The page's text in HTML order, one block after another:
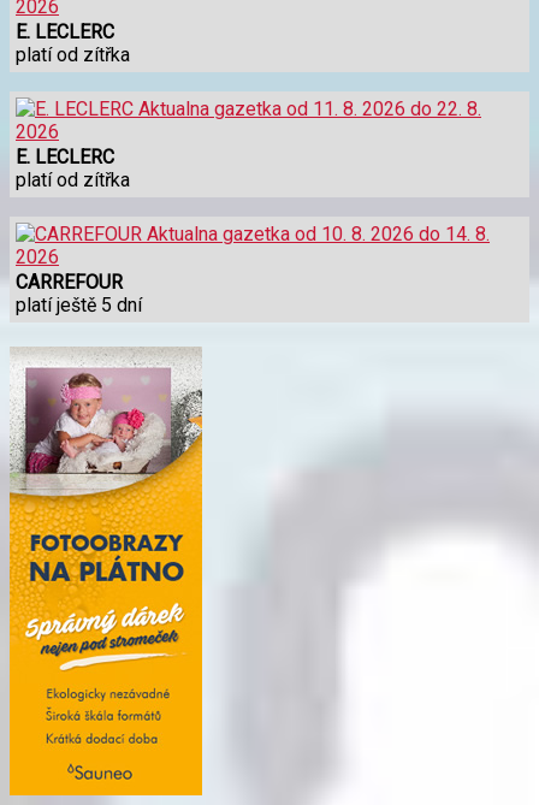
E. LECLERC
platí od zítřka
E. LECLERC
platí od zítřka
CARREFOUR
platí ještě 5 dní